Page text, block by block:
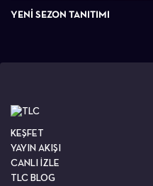
YENI SEZON TANITIMI
KEŞFET
YAYIN AKIŞI
CANLI İZLE
TLC BLOG